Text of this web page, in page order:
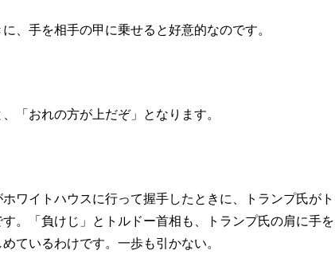
、手を相手の甲に乗せると好意的なのです。
「おれの方が上だぞ」となります。
ワイトハウスに行って握手したときに、トランプ氏がト
。「負けじ」とトルドー首相も、トランプ氏の肩に手を
ているわけです。一歩も引かない。